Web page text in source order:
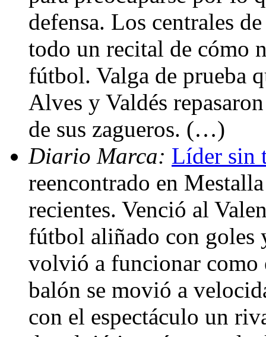
defensa. Los centrales
todo un recital de cómo
fútbol. Valga de prueba
Alves y Valdés
de sus zagueros. (…)
Diario Marca: Líder sin
reencontrado en
recientes. Venció al
fútbol aliñado con goles
volvió a funcionar como
balón se movió a
con el espectáculo un